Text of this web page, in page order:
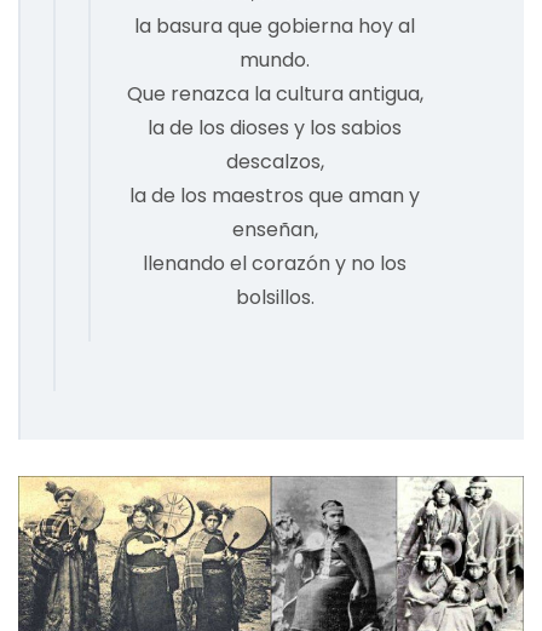
la basura que gobierna hoy al
mundo.
Que renazca la cultura antigua,
la de los dioses y los sabios
descalzos,
la de los maestros que aman y
enseñan,
llenando el corazón y no los
bolsillos.